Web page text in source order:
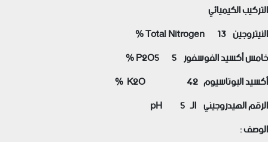
التركيب الكيميائي
النيتروجين Total Nitrogen 13 %
خامس أكسيد الفوسفور P2O5 5 %
أكسيد البوتاسيوم K2O 42 %
الرقم الهيدروجيني الـ pH 5
الوصف :